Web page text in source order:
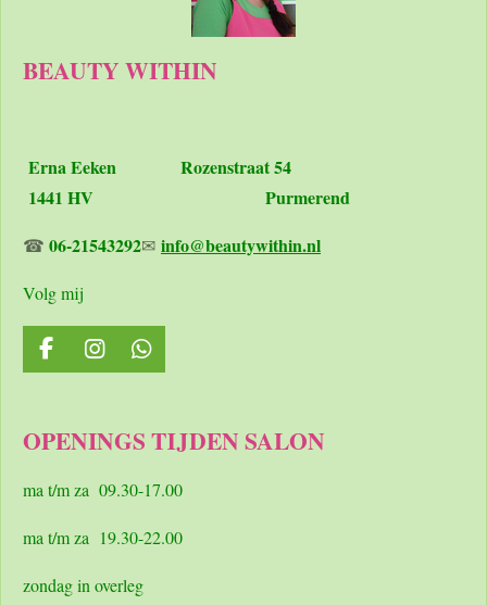
BEAUTY WITHIN
Erna Eeken Rozenstraat 54
1441 HV Purmerend
☎ 06-21543292✉ info@beautywithin.nl
Volg mij
F
a
b
o
I
n
a
r
m
W
h
s
p
OPENINGS TIJDEN SALON
ma t/m za 09.30-17.00
ma t/m za 19.30-22.00
zondag in overleg